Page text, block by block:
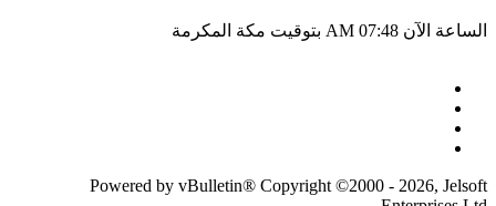
الساعة الآن 07:48 AM بتوقيت مكة المكرمة
Powered by vBulletin® Copyright ©2000 - 2026, Jelsoft